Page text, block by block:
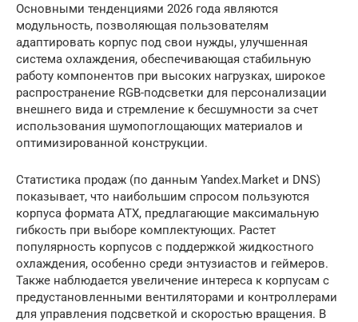
Основными тенденциями 2026 года являются
модульность, позволяющая пользователям
адаптировать корпус под свои нужды, улучшенная
система охлаждения, обеспечивающая стабильную
работу компонентов при высоких нагрузках, широкое
распространение RGB-подсветки для персонализации
внешнего вида и стремление к бесшумности за счет
использования шумопоглощающих материалов и
оптимизированной конструкции.
Статистика продаж (по данным Yandex.Market и DNS)
показывает, что наибольшим спросом пользуются
корпуса формата ATX, предлагающие максимальную
гибкость при выборе комплектующих. Растет
популярность корпусов с поддержкой жидкостного
охлаждения, особенно среди энтузиастов и геймеров.
Также наблюдается увеличение интереса к корпусам с
предустановленными вентиляторами и контроллерами
для управления подсветкой и скоростью вращения. В